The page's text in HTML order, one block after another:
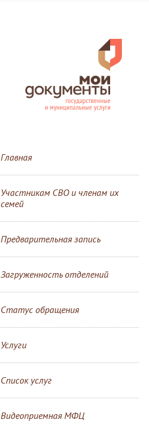
Главная
Участникам СВО и членам их
семей
Предварительная запись
Загруженность отделений
Статус обращения
Услуги
Список услуг
Видеоприемная МФЦ